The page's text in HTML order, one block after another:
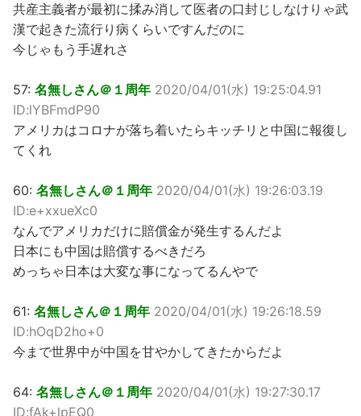
共産主義者が最初に揉み消して医者の口封じしなけりゃ武
漢で起きた流行り病くらいですんだのに
今じゃもう手遅れさ
57: 名無しさん＠１周年 2020/04/01(水) 19:25:04.91
ID:lYBFmdP90
アメリカはコロナが落ち着いたらキッチリと中国に報復し
てくれ
60: 名無しさん＠１周年 2020/04/01(水) 19:26:03.19
ID:e+xxueXc0
なんでアメリカだけに賠償金が発生するんだよ
日本にも中国は賠償するべきだろ
めっちゃ日本は大変な事になってるんやで
61: 名無しさん＠１周年 2020/04/01(水) 19:26:18.59
ID:hOqD2ho+0
今まで世界中が中国を甘やかしてきたからだよ
64: 名無しさん＠１周年 2020/04/01(水) 19:27:30.17
ID:fAk+lpEQ0